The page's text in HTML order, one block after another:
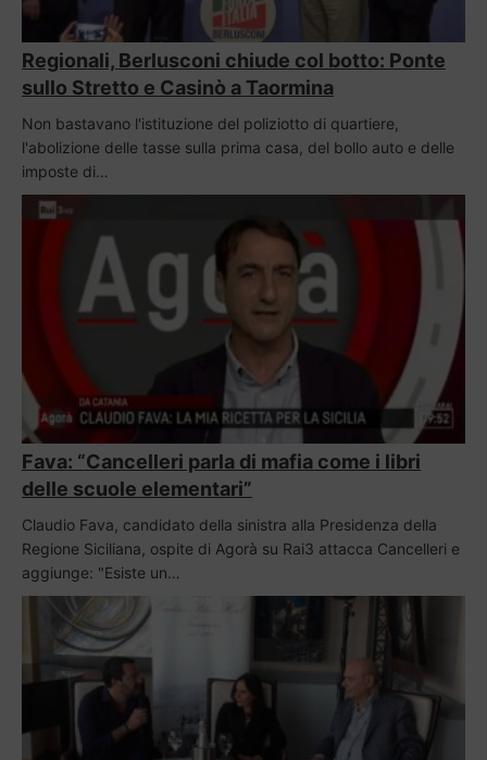
Regionali, Berlusconi chiude col botto: Ponte
sullo Stretto e Casinò a Taormina
Non bastavano l'istituzione del poliziotto di quartiere,
l'abolizione delle tasse sulla prima casa, del bollo auto e delle
imposte di…
Fava: “Cancelleri parla di mafia come i libri
delle scuole elementari”
Claudio Fava, candidato della sinistra alla Presidenza della
Regione Siciliana, ospite di Agorà su Rai3 attacca Cancelleri e
aggiunge: "Esiste un…